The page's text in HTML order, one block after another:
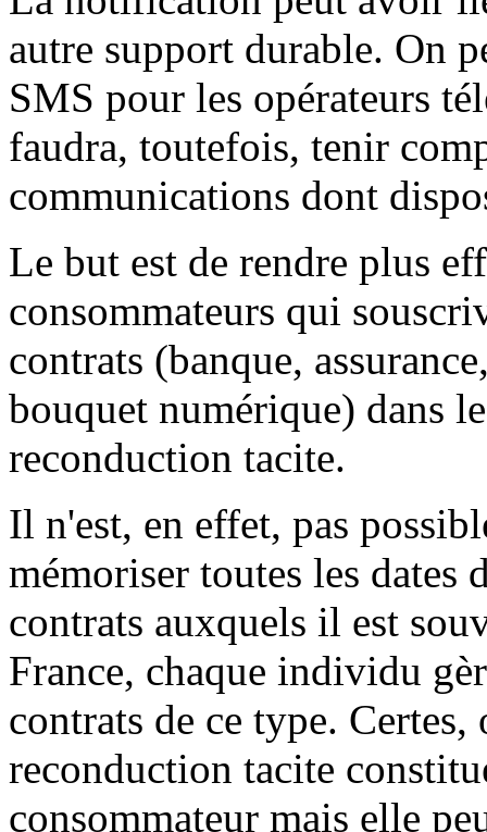
autre support durable. On
SMS pour les opérateurs
faudra, toutefois, tenir
communications dont
Le but est de rendre plus
consommateurs qui
contrats (banque,
bouquet numérique) dans
reconduction tacite.
Il n'est, en effet, pas
mémoriser toutes les dates
contrats auxquels il est
France, chaque individu
contrats de ce type.
reconduction tacite
consommateur mais elle